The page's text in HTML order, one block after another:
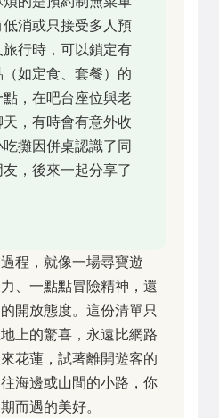
消或只接受多人預
行時，可以鎖定有
如定食、套餐）的
，在吧台座位與老
，有時會有意外收
攤因併桌認識了同
，後來一起分享了
程，就像一場尋寶遊
、一點點冒險精神，還
開放態度。這份清單只
上的驚喜，永遠比網路
花蓮，試著離開遊客的
海邊或山間的小路，你
而遇的美好。